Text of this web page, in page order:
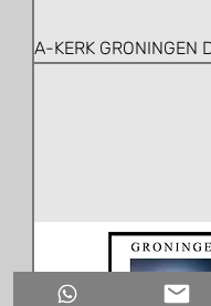
A-KERK GRONINGEN